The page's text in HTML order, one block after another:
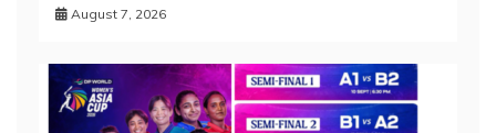
August 7, 2026